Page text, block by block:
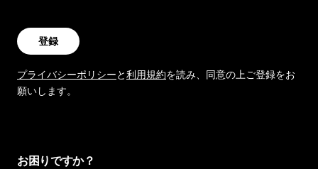
登録
プライバシーポリシーと利用規約を読み、同意の上ご登録をお
願いします。
お困りですか？